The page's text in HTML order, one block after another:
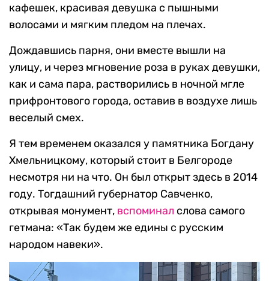
кафешек, красивая девушка с пышными
волосами и мягким пледом на плечах.
Дождавшись парня, они вместе вышли на
улицу, и через мгновение роза в руках девушки,
как и сама пара, растворились в ночной мгле
прифронтового города, оставив в воздухе лишь
веселый смех.
Я тем временем оказался у памятника Богдану
Хмельницкому, который стоит в Белгороде
несмотря ни на что. Он был открыт здесь в 2014
году. Тогдашний губернатор Савченко,
открывая монумент, вспоминал слова самого
гетмана: «Так будем же едины с русским
народом навеки».